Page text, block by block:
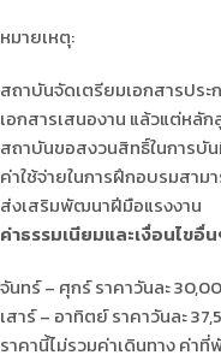
หมายเหตุ:
สถาบันจัดเตรียมเอกสารประ
เอกสารเสนองาน แล้วแต่หลั
สถาบันขอสงวนสิทธิ์ในการบั
ค่าใช้จ่ายในการฝึกอบรมสา
ส่งเสริมพัฒนาฝีมือแรงงาน
ค่าธรรมเนียมและเงื่อนไขอื่
จันทร์ – ศุกร์ ราคาวันละ
เสาร์ – อาทิตย์ ราคาวันละ
ราคานี้ไม่รวมค่าเดินทาง ค่า